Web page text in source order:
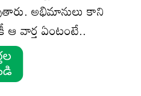
అభిమానులు కాని
వార్త ఏంటంటే..